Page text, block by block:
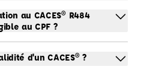
au CACES® R484
au CPF ?
d'un CACES® ?